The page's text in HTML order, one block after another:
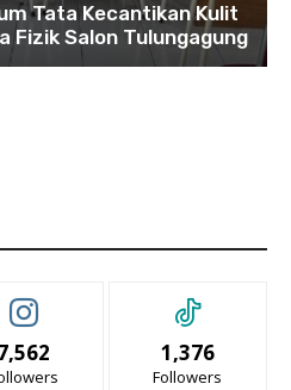
Tata Kecantikan Kulit
Fizik Salon Tulungagung
1,376
Followers